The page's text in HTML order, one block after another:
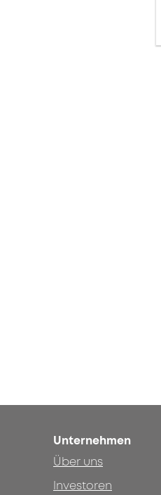
Unternehmen
Über uns
Investoren